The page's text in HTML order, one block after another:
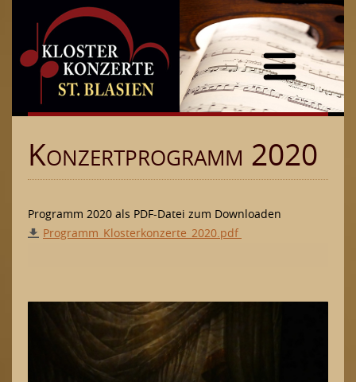
Home
Preise
Programmarchiv
2025
2024
2020
2019
2018
Konzertprogramm 2020
Programm 2020 als PDF-Datei zum Downloaden
Programm_Klosterkonzerte_2020.pdf